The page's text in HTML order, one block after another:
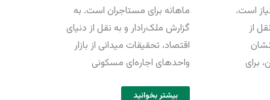
نیاز است.
از
برای
ماهانه برای مستاجران است. به
گزارش ملک‌رادار و به نقل از دنیای
اقتصاد، تحقیقات میدانی از بازار
واحدهای اجاره‌‌‌ای مسکونی
بیشتر بخوانید